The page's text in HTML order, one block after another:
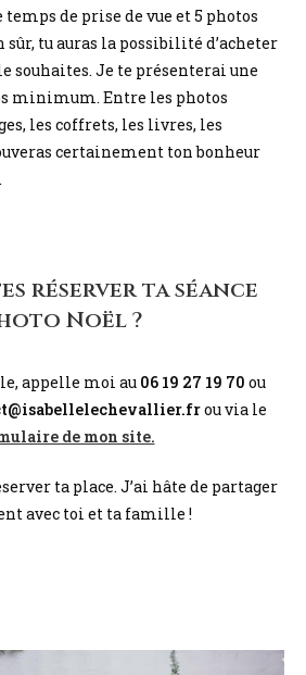
de prise de vue et 5 photos
sûr, tu auras la possibilité d’acheter
souhaites. Je te présenterai une
minimum. Entre les photos
les coffrets, les livres, les
certainement ton bonheur
.
réserver ta séance
Noël ?
appelle moi au 06 19 27 19 70 ou
ou via le
de mon site.
ta place. J’ai hâte de partager
avec toi et ta famille !